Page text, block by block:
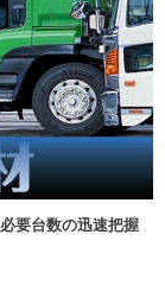
要台数の迅速把握